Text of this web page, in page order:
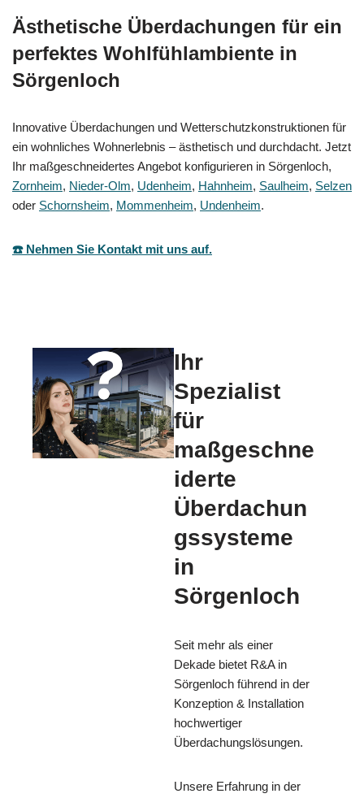
Ästhetische Überdachungen für ein
perfektes Wohlfühlambiente in
Sörgenloch
Innovative Überdachungen und Wetterschutzkonstruktionen für
ein wohnliches Wohnerlebnis – ästhetisch und durchdacht. Jetzt
Ihr maßgeschneidertes Angebot konfigurieren in Sörgenloch,
Zornheim, Nieder-Olm, Udenheim, Hahnheim, Saulheim, Selzen
oder Schornsheim, Mommenheim, Undenheim.
☎️ Nehmen Sie Kontakt mit uns auf.
Ihr
Spezialist
für
maßgeschne
iderte
Überdachun
gssysteme
in
Sörgenloch
Seit mehr als einer
Dekade bietet R&A in
Sörgenloch führend in der
Konzeption & Installation
hochwertiger
Überdachungslösungen.
Unsere Erfahrung in der